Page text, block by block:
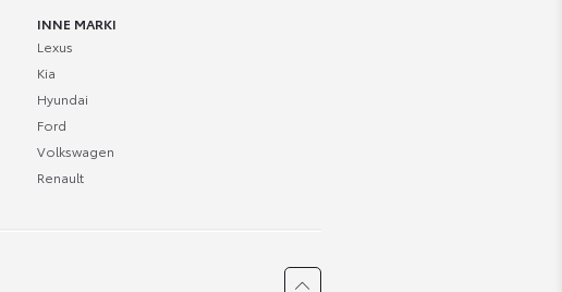
INNE MARKI
Lexus
Kia
Hyundai
Ford
Volkswagen
Renault